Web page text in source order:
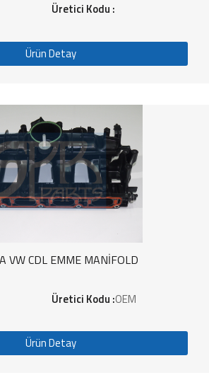
Üretici Kodu :
Ürün Detay
VW CDL EMME MANİFOLD
Üretici Kodu :OEM
Ürün Detay